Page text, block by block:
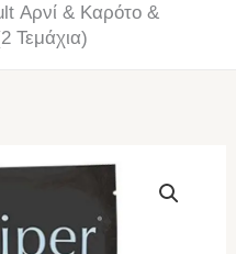
Αρνί & Καρότο &
Τεμάχια)